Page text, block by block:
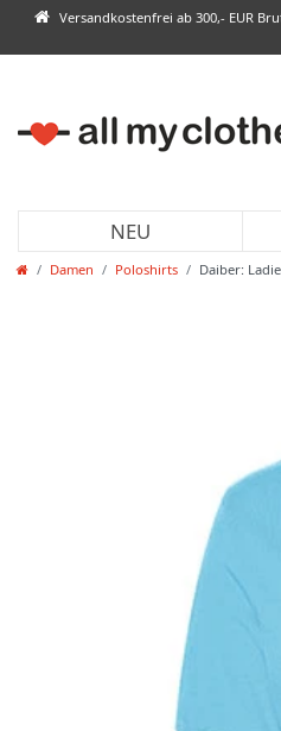
Versandkostenfrei ab 300,- EUR
NEU
Damen Poloshirts Daiber: